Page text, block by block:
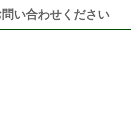
い合わせください